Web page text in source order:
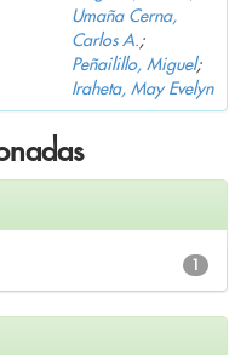
Umaña Cerna,
Carlos A.;
Peñailillo, Miguel;
Iraheta, May Evelyn
1